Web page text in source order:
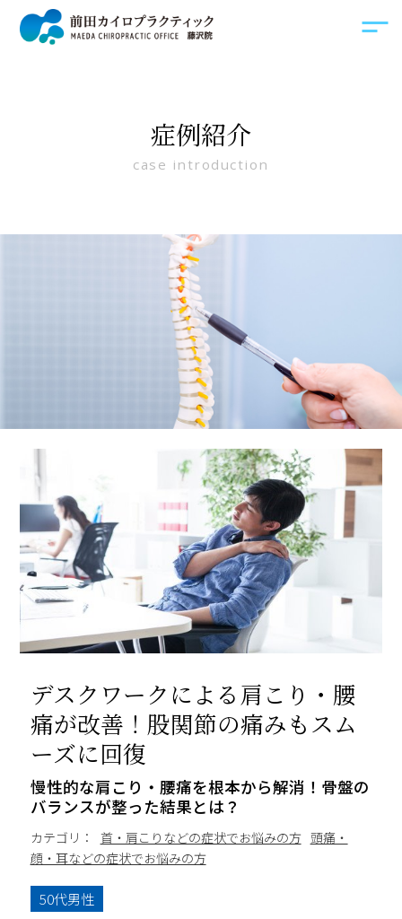
症例紹介
case introduction
デスクワークによる肩こり・腰
痛が改善！股関節の痛みもスム
ーズに回復
慢性的な肩こり・腰痛を根本から解消！骨盤の
バランスが整った結果とは？
カテゴリ： 首・肩こりなどの症状でお悩みの方 頭痛・
顔・耳などの症状でお悩みの方
50代男性